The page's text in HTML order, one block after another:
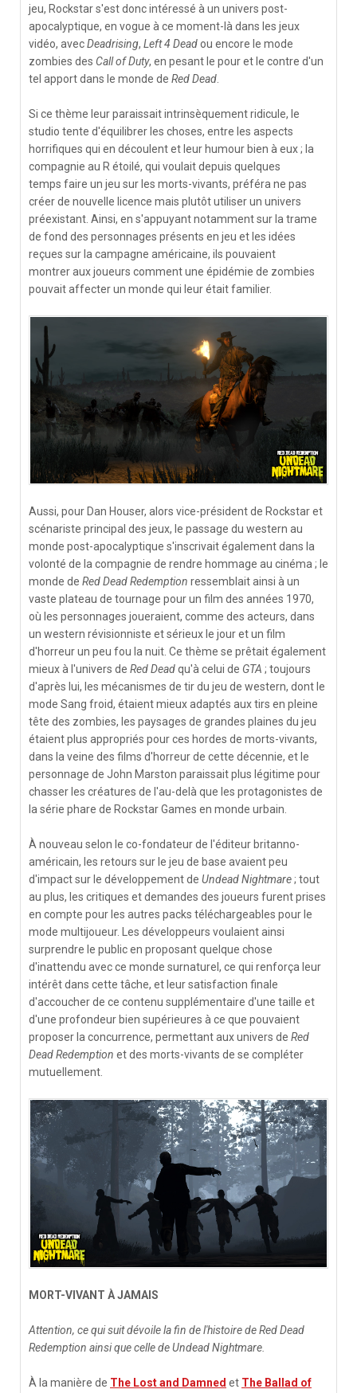
jeu, Rockstar s'est donc intéressé à un univers post-
apocalyptique, en vogue à ce moment-là dans les jeux
vidéo, avecDeadrising, Left 4 Deadou encore le mode
zombies des Call of Duty, en pesant le pour et le contre d'un
tel apport dans le monde de Red Dead
Si ce thème leur paraissait intrinsèquement ridicule, le
studio tente d'équilibrer les choses, entre les aspects
horrifiques qui en découlent et leur humour bien à eux ; la
compagnie au R étoilé, qui voulait depuis quelques
temps faire un jeu sur les morts-vivants, préféra ne pas
créer de nouvelle licence mais plutôt utiliser un univers
préexistant. Ainsi, en s'appuyant notamment sur la trame
de fond des personnages présents en jeu et les idées
reçues sur la campagne américaine, ils pouvaient
montrer aux joueurs comment une épidémie de zombies
pouvait affecter un monde qui leur était familier.
Aussi, pour Dan Houser, alors vice-président de Rockstar et
scénariste principal des jeux, le passage du western au
monde post-apocalyptique s'inscrivait également dans la
volonté de la compagnie de rendre hommage au cinéma ; le
monde de Red Dead Redemption ressemblait ainsi à un
vaste plateau de tournage pour un film des années 1970,
où les personnages joueraient, comme des acteurs, dans
un western révisionniste et sérieux le jour et un film
d'horreur un peu fou la nuit. Ce thème se prêtait également
mieux à l'univers de Red Deadqu'à celui de GTA ; toujours
d'après lui, les mécanismes de tir du jeu de western, dont le
mode Sang froid, étaient mieux adaptés aux tirs en pleine
tête des zombies, les paysages de grandes plaines du jeu
étaient plus appropriés pour ces hordes de morts-vivants,
dans la veine des films d'horreur de cette décennie, et le
personnage de John Marston paraissait plus légitime pour
chasser les créatures de l'au-delà que les protagonistes de
la série phare de Rockstar Games en monde urbain.
À nouveau selon le co-fondateur de l'éditeur britanno-
américain, les retours sur le jeu de base avaient peu
d'impact sur le développement de Undead Nightmare; tout
au plus, les critiques et demandes des joueurs furent prises
en compte pour les autres packs téléchargeables pour le
mode multijoueur. Les développeurs voulaient ainsi
surprendre le public en proposant quelque chose
d'inattendu avec ce monde surnaturel, ce qui renforça leur
intérêt dans cette tâche, et leur satisfaction finale
d'accoucher de ce contenu supplémentaire d'une taille et
d'une profondeur bien supérieures à ce que pouvaient
proposer la concurrence, permettant aux univers de Red
Dead Redemption et des morts-vivants de se compléter
mutuellement.
MORT-VIVANT À JAMAIS
Attention, ce qui suit dévoile la fin de l'histoire de Red Dead
Redemption ainsi que celle de Undead Nightmare.
À la manière de The Lost and Damned et The Ballad of